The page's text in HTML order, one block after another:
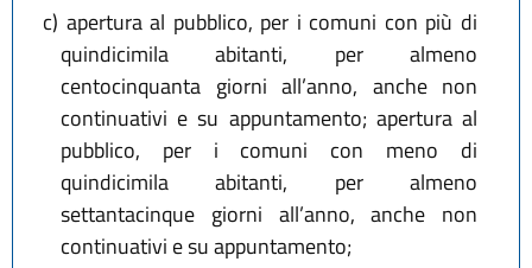
c) apertura al pubblico, per i comuni con più di
quindicimila abitanti, per almeno
centocinquanta giorni all’anno, anche non
continuativi e su appuntamento; apertura al
pubblico, per i comuni con meno di
quindicimila abitanti, per almeno
settantacinque giorni all’anno, anche non
continuativi e su appuntamento;